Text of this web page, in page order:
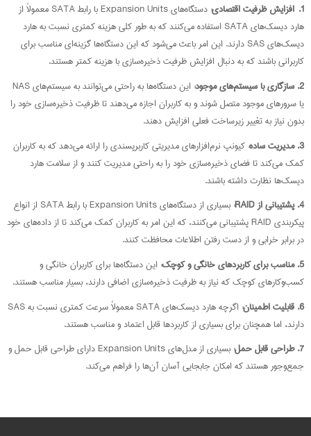
1. افزایش ظرفیت اقتصادی:
دستگاه‌های Expansion Units با رابط SATA معمولاً از
هارد دیسک‌های SATA استفاده می‌کنند که به طور کلی هزینه کمتری نسبت به هارد
دیسک‌های SAS دارند. این امر باعث می‌شود که این دستگاه‌ها گزینه‌ای مناسب برای
کاربرانی باشند که به دنبال افزایش ظرفیت ذخیره‌سازی با هزینه کمتر هستند.
2. سازگاری با سیستم‌های موجود:
این دستگاه‌ها به راحتی می‌توانند به سیستم‌های NAS
یا سرورهای موجود متصل شوند و به کاربران اجازه می‌دهند تا ظرفیت ذخیره‌سازی خود را
بدون نیاز به تغییر زیرساخت فعلی افزایش دهند.
3. مدیریت ساده: کیونپ نرم‌افزارهای مدیریتی کاربرپسندی را ارائه می‌دهد که به کاربران
کمک می‌کند تا فضای ذخیره‌سازی خود را به راحتی مدیریت کنند و از سلامت هارد
دیسک‌ها نظارت داشته باشند.
4. پشتیبانی ازRAID:
بسیاری از دستگاه‌های Expansion Units با رابط SATA از انواع
پیکربندی RAID پشتیبانی می‌کنند، که این امر به کاربران کمک می‌کند تا از داده‌های خود
در برابر خرابی و از دست رفتن اطلاعات محافظت کنند.
5. مناسب برای کاربردهای خانگی و کوچک: این دستگاه‌ها برای کاربران خانگی و
کسب‌وکارهای کوچک که نیاز به ظرفیت ذخیره‌سازی اضافی دارند، بسیار مناسب هستند.
6. قابلیت اطمینان:
اگرچه هارد دیسک‌های SATA معمولاً سرعت کمتری نسبت به SAS
دارند، اما همچنان برای بسیاری از کاربردها قابل اعتماد و مناسب هستند.
7. طراحی قابل حمل:
بسیاری از مدل‌های Expansion Units دارای طراحی قابل حمل و
جمع‌وجور هستند که امکان جابجایی آسان آن‌ها را فراهم می‌کند.